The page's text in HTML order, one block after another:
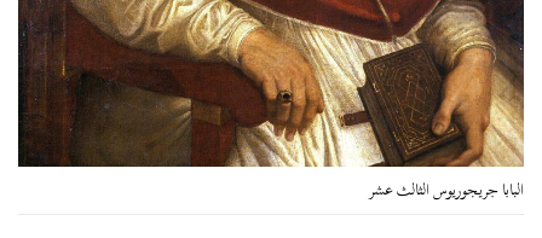
البابا جريجوريوس الثالث عشر